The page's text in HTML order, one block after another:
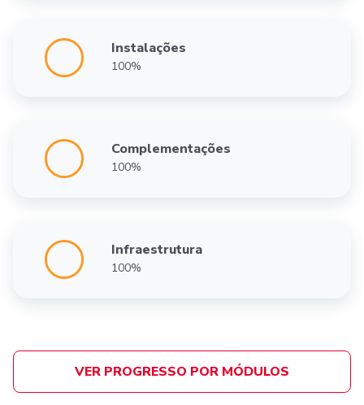
Instalações
100%
Complementações
100%
Infraestrutura
100%
VER PROGRESSO POR MÓDULOS